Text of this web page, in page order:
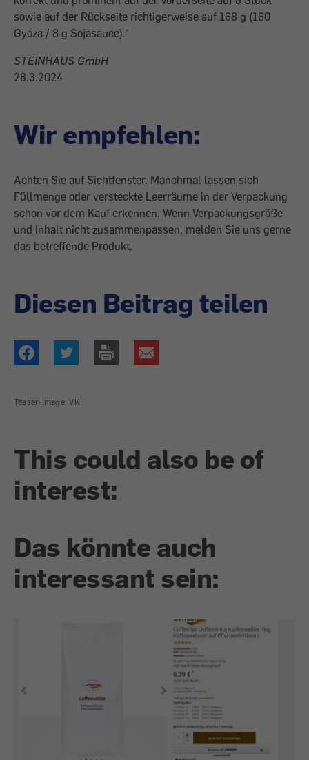
sowie auf der Rückseite richtigerweise auf 168 g (160
Gyoza / 8 g Sojasauce)."
STEINHAUS GmbH
28.3.2024
Wir empfehlen:
Achten Sie auf Sichtfenster. Manchmal lassen sich
Füllmenge oder versteckte Leerräume in der Verpackung
schon vor dem Kauf erkennen. Wenn Verpackungsgröße
und Inhalt nicht zusammenpassen, melden Sie uns gerne
das betreffende Produkt.
Diesen Beitrag teilen
Teaser-Image: VKI
This could also be of
interest:
Das könnte auch
interessant sein: